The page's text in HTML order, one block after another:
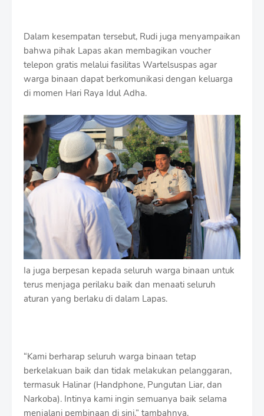
Dalam kesempatan tersebut, Rudi juga menyampaikan
bahwa pihak Lapas akan membagikan voucher
telepon gratis melalui fasilitas Wartelsuspas agar
warga binaan dapat berkomunikasi dengan keluarga
di momen Hari Raya Idul Adha.
Ia juga berpesan kepada seluruh warga binaan untuk
terus menjaga perilaku baik dan menaati seluruh
aturan yang berlaku di dalam Lapas.
“Kami berharap seluruh warga binaan tetap
berkelakuan baik dan tidak melakukan pelanggaran,
termasuk Halinar (Handphone, Pungutan Liar, dan
Narkoba). Intinya kami ingin semuanya baik selama
menjalani pembinaan di sini,” tambahnya.